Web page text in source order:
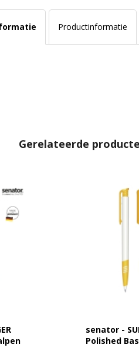
Productinformatie
Gerelateerde
senator -
Polished